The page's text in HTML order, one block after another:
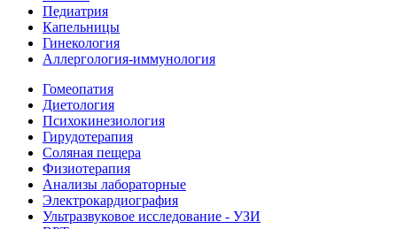
Педиатрия
Капельницы
Гинекология
Аллергология-иммунология
Гомеопатия
Диетология
Психокинезиология
Гирудотерапия
Соляная пещера
Физиотерапия
Анализы лабораторные
Электрокардиография
Ультразвуковое исследование - УЗИ